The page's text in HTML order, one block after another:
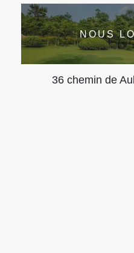
NOUS
36 chemin de